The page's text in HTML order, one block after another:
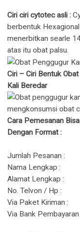
Ciri ciri cytotec asli :
berbentuk
menerbitkan searle
atas itu obat palsu.
Ciri – Ciri Bentuk
Kali Beredar
Cara Pemesanan
Dengan Format :
Jumlah Pesanan :
Nama Lengkap :
Alamat Lengkap :
No. Telvon / Hp :
Via Paket Kiriman :
Via Bank Pembayaran